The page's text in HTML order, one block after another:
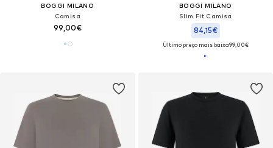
BOGGI MILANO
Camisa
99,00€
BOGGI MILANO
Slim Fit Camisa
84,15€
Último preço mais baixo:99,00€